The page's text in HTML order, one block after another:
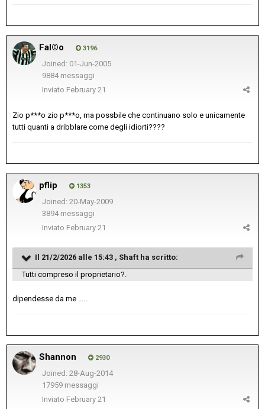
Fal©o 3196
Joined: 01-Jun-2005
9884 messaggi
Inviato February 21
Zio p***o zio p***o, ma possbile che continuano solo e unicamente
tutti quanti a dribblare come degli idiorti????
pflip 1353
Joined: 20-May-2009
3894 messaggi
Inviato February 21
Il 21/2/2026 alle 15:43 , Shaft ha scritto:
Tutti compreso il proprietario?.
dipendesse da me ......
Shannon 2930
Joined: 28-Aug-2014
17959 messaggi
Inviato February 21